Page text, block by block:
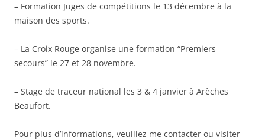
– Formation Juges de compétitions le 13 décembre à la
maison des sports.
– La Croix Rouge organise une formation “Premiers
secours” le 27 et 28 novembre.
– Stage de traceur national les 3 & 4 janvier à Arèches
Beaufort.
Pour plus d’informations, veuillez me contacter ou visiter